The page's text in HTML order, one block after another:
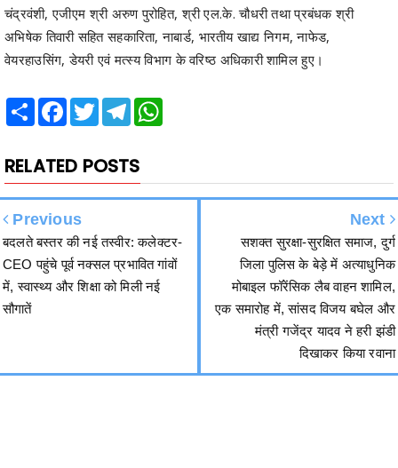
चंद्रवंशी, एजीएम श्री अरुण पुरोहित, श्री एल.के. चौधरी तथा प्रबंधक श्री
अभिषेक तिवारी सहित सहकारिता, नाबार्ड, भारतीय खाद्य निगम, नाफेड,
वेयरहाउसिंग, डेयरी एवं मत्स्य विभाग के वरिष्ठ अधिकारी शामिल हुए।
Share Facebook
Twitter Telegram
RELATED POSTS
Previous
बदलते बस्तर की नई तस्वीर: कलेक्टर-
CEO पहुंचे पूर्व नक्सल प्रभावित गांवों
में, स्वास्थ्य और शिक्षा को मिली नई
सौगातें
Next
सशक्त सुरक्षा-सुरक्षित समाज, दुर्ग
जिला पुलिस के बेड़े में अत्याधुनिक
मोबाइल फॉरेंसिक लैब वाहन शामिल,
एक समारोह में, सांसद विजय बघेल और
मंत्री गजेंद्र यादव ने हरी झंडी
दिखाकर किया रवाना